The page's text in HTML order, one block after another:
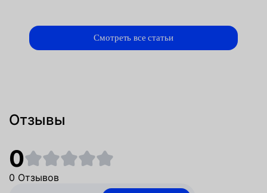
Смотреть все статьи
Отзывы
0
0 Отзывов